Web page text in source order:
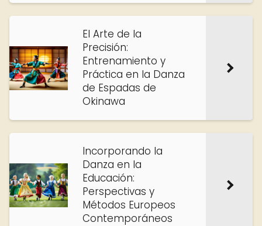
El Arte de la
Precisión:
Entrenamiento y
Práctica en la Danza
de Espadas de
Okinawa
Incorporando la
Danza en la
Educación:
Perspectivas y
Métodos Europeos
Contemporáneos